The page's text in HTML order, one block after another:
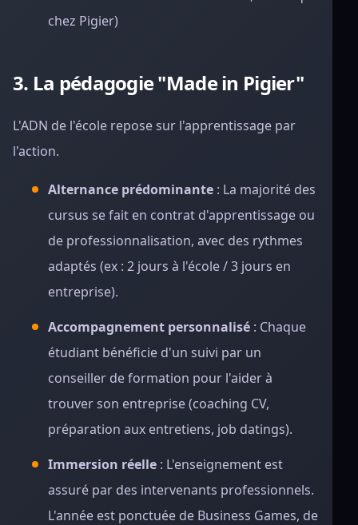
chez Pigier)
3. La pédagogie "Made in Pigier"
L'ADN de l'école repose sur l'apprentissage par
l'action.
Alternance prédominante : La majorité des
cursus se fait en contrat d'apprentissage ou
de professionnalisation, avec des rythmes
adaptés (ex : 2 jours à l'école / 3 jours en
entreprise).
Accompagnement personnalisé : Chaque
étudiant bénéficie d'un suivi par un
conseiller de formation pour l'aider à
trouver son entreprise (coaching CV,
préparation aux entretiens, job datings).
Immersion réelle : L'enseignement est
assuré par des intervenants professionnels.
L'année est ponctuée de Business Games, de